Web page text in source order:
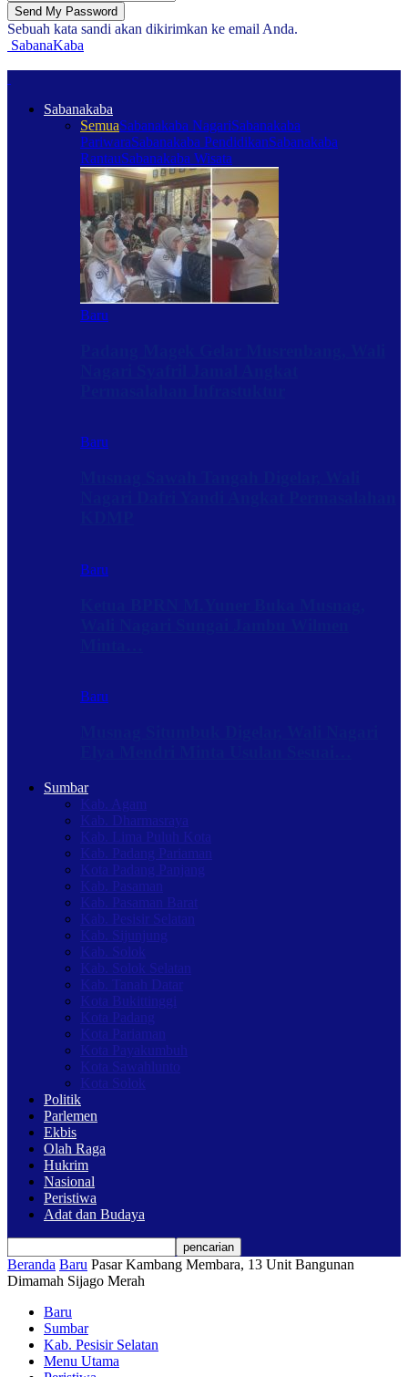
Sebuah kata sandi akan dikirimkan ke email Anda.
SabanaKaba
Sabanakaba
SemuaSabanakaba NagariSabanakaba
PariwaraSabanakaba PendidikanSabanakaba
RantauSabanakaba Wisata
Baru
Baru
Baru
Baru
Sumbar
Kab. Agam
Kab. Dharmasraya
Kab. Lima Puluh Kota
Kab. Padang Pariaman
Kota Padang Panjang
Kab. Pasaman
Kab. Pasaman Barat
Kab. Pesisir Selatan
Kab. Sijunjung
Kab. Solok
Kab. Solok Selatan
Kab. Tanah Datar
Kota Bukittinggi
Kota Padang
Kota Pariaman
Kota Payakumbuh
Kota Sawahlunto
Kota Solok
Politik
Parlemen
Ekbis
Olah Raga
Hukrim
Nasional
Peristiwa
Adat dan Budaya
Beranda Baru Pasar Kambang Membara, 13 Unit Bangunan
Dimamah Sijago Merah
Baru
Sumbar
Kab. Pesisir Selatan
Menu Utama